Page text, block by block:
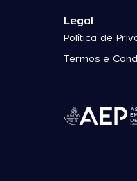
Legal
Política de
Termos e